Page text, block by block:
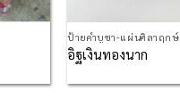
ป้ายคำบูชา-แผ่นศิลาฤกษ์
อิฐเงินทองนาก